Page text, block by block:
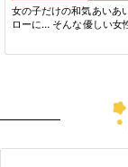
女の子だけの和気あいあ
ローに… そんな優しい女